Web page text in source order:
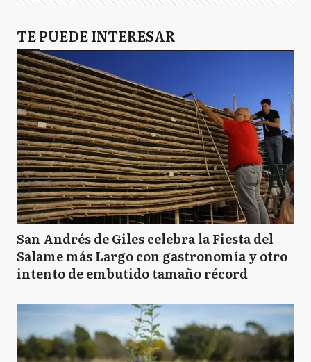
TE PUEDE INTERESAR
San Andrés de Giles celebra la Fiesta del
Salame más Largo con gastronomía y otro
intento de embutido tamaño récord